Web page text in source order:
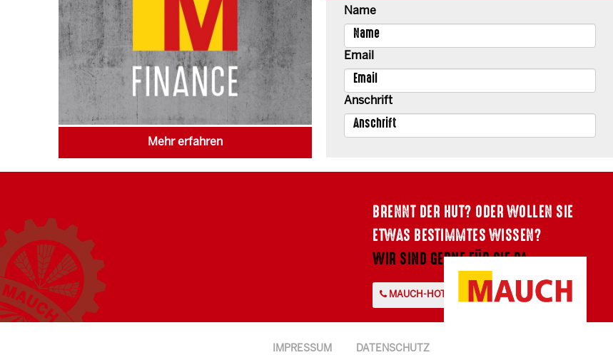
Mehr erfahren
Name
Email
Anschrift
BRENNT DER HUT? ODER WOLLEN SIE
ETWAS BESTIMMTES WISSEN?
WIR SIND GERNE FÜR SIE DA.
MAUCH-HOTLINE +43 7724 2107-0
IMPRESSUM DATENSCHUTZ